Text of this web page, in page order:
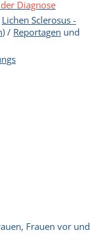
Diagnose
Lichen Sclerosus -
) / Reportagen und
Frauen vor und